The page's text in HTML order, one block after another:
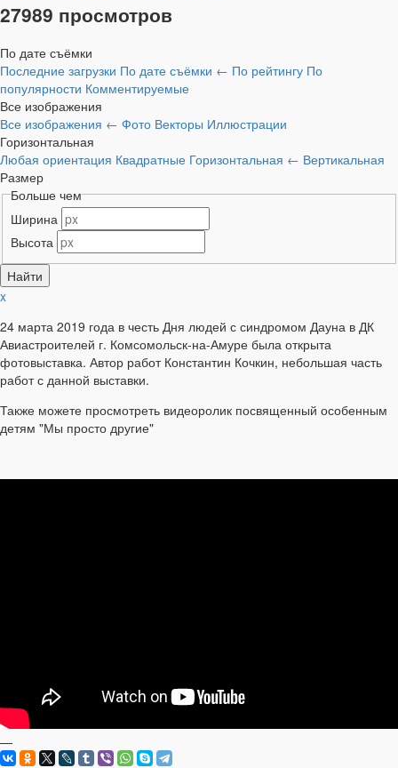
27989 просмотров
По дате съёмки
Последние загрузки По дате съёмки ← По рейтингу По
популярности Комментируемые
Все изображения
Все изображения ← Фото Векторы Иллюстрации
Горизонтальная
Любая ориентация Квадратные Горизонтальная ← Вертикальная
Размер
Больше чем
Ширина
Высота
x
24 марта 2019 года в честь Дня людей с синдромом Дауна в ДК
Авиастроителей г. Комсомольск-на-Амуре была открыта
фотовыставка. Автор работ Константин Кочкин, небольшая часть
работ с данной выставки.
Также можете просмотреть видеоролик посвященный особенным
детям "Мы просто другие"
—